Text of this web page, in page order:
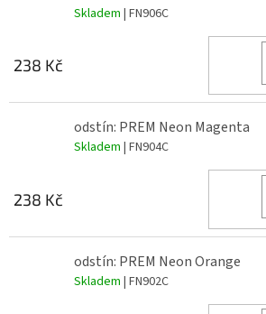
Skladem | FN906C
238 Kč
odstín: PREM Neon Magenta
Skladem | FN904C
238 Kč
odstín: PREM Neon Orange
Skladem | FN902C